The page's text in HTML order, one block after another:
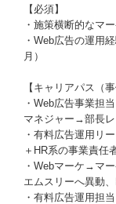
【必須】
・施策横断的なマ
・Web広告の運用
月）
【キャリアパス（事
・Web広告事業担
マネジャー→部長
・有料広告運用リ
＋HR系の事業責任
・Webマーケ→マ
エムスリーへ異動
・有料広告運用担